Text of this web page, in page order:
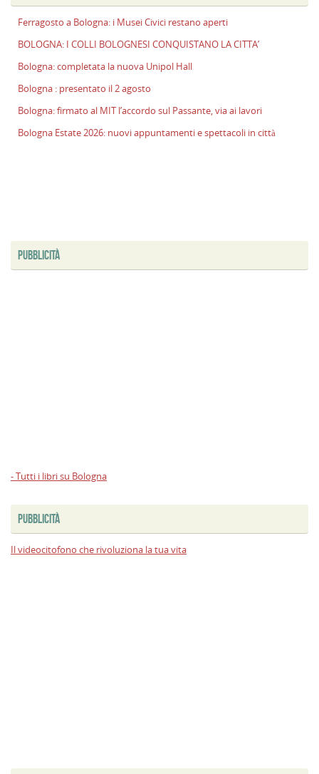
Ferragosto a Bologna: i Musei Civici restano aperti
BOLOGNA: I COLLI BOLOGNESI CONQUISTANO LA CITTA’
Bologna: completata la nuova Unipol Hall
Bologna : presentato il 2 agosto
Bologna: firmato al MIT l’accordo sul Passante, via ai lavori
Bologna Estate 2026: nuovi appuntamenti e spettacoli in città
PUBBLICITÀ
- Tutti i libri su Bologna
PUBBLICITÀ
Il videocitofono che rivoluziona la tua vita